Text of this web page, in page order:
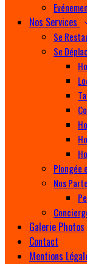
Nos Services
Se
Se
Plongée
Nos
Galerie Photos
Contact
Mentions